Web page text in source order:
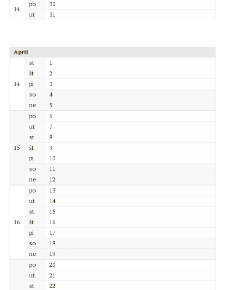
14
po
30
ut
31
Apríl
14
st
1
št
2
pi
3
so
4
ne
5
15
po
6
ut
7
st
8
št
9
pi
10
so
11
ne
12
16
po
13
ut
14
st
15
št
16
pi
17
so
18
ne
19
po
20
ut
21
st
22